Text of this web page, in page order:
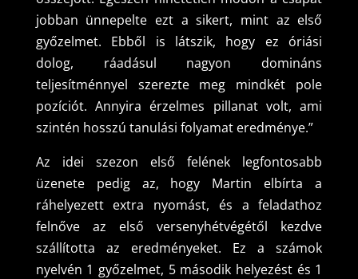
jobban ünnepelte ezt a sikert, mint az első
győzelmet. Ebből is látszik, hogy ez óriási
dolog, ráadásul nagyon domináns
teljesítménnyel szerezte meg mindkét pole
pozíciót. Annyira érzelmes pillanat volt, ami
szintén hosszú tanulási folyamat eredménye.”
Az idei szezon első felének legfontosabb
üzenete pedig az, hogy Martin elbírta a
ráhelyezett extra nyomást, és a feladathoz
felnőve az első versenyhétvégétől kezdve
szállította az eredményeket. Ez a számok
nyelvén 1 győzelmet, 5 második helyezést és 1